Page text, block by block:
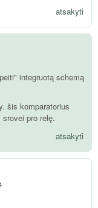
atsakyti
integruotą schemą
šis komparatorius
pro relę.
atsakyti